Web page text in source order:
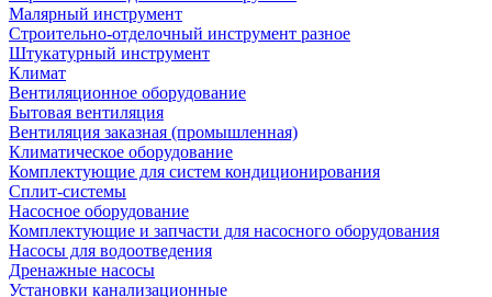
Малярный инструмент
Строительно-отделочный инструмент разное
Штукатурный инструмент
Климат
Вентиляционное оборудование
Бытовая вентиляция
Вентиляция заказная (промышленная)
Климатическое оборудование
Комплектующие для систем кондиционирования
Сплит-системы
Насосное оборудование
Комплектующие и запчасти для насосного оборудования
Насосы для водоотведения
Дренажные насосы
Установки канализационные